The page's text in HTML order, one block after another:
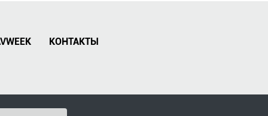
КОНТАКТЫ